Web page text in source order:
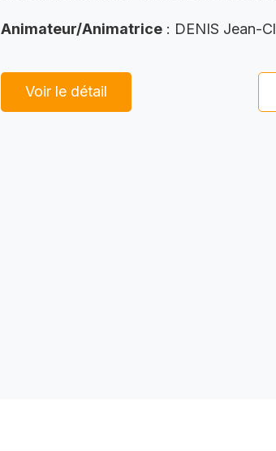
Animateur/Animatrice : DENIS Jean-
Voir le détail